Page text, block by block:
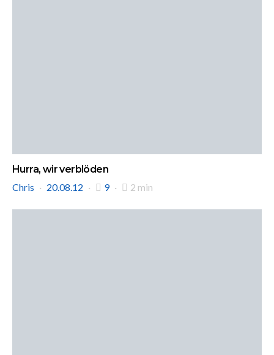
Hurra, wir verblöden
Chris
20.08.12 9 2 min